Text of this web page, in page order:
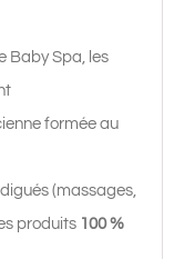
Baby Spa, les
formée au
(massages,
produits 100 %